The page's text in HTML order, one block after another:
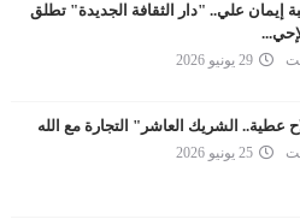
إيمان علي.. "دار الثقافة الجديدة" تطلق
29 يونيو 2026
عطية.. الشريك العاشر" التجارة مع الله
25 يونيو 2026